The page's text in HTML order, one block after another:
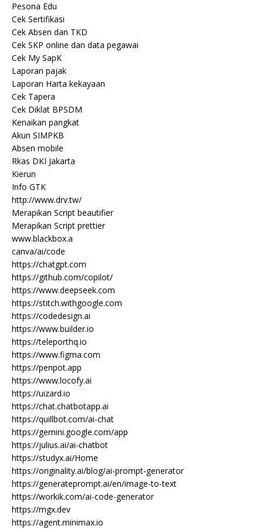
Pesona Edu
Cek Sertifikasi
Cek Absen dan TKD
Cek SKP online dan data pegawai
Cek My SapK
Laporan pajak
Laporan Harta kekayaan
Cek Tapera
Cek Diklat BPSDM
Kenaikan pangkat
Akun SIMPKB
Absen mobile
Rkas DKI Jakarta
Kierun
Info GTK
http://www.drv.tw/
Merapikan Script beautifier
Merapikan Script prettier
www.blackbox.a
canva/ai/code
https://chatgpt.com
https://github.com/copilot/
https://www.deepseek.com
https://stitch.withgoogle.com
https://codedesign.ai
https://www.builder.io
https://teleporthq.io
https://www.figma.com
https://penpot.app
https://www.locofy.ai
https://uizard.io
https://chat.chatbotapp.ai
https://quillbot.com/ai-chat
https://gemini.google.com/app
https://julius.ai/ai-chatbot
https://studyx.ai/Home
https://originality.ai/blog/ai-prompt-generator
https://generateprompt.ai/en/image-to-text
https://workik.com/ai-code-generator
https://mgx.dev
https://agent.minimax.io